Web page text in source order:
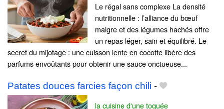
Le régal sans complexe La densité
nutritionnelle : l’alliance du bœuf
maigre et des légumes hachés offre
un repas léger, sain et équilibré. Le
secret du mijotage : une cuisson lente en cocotte libère des
parfums envoûtants pour obtenir une sauce onctueuse...
Patates douces farcies façon chili -
la cuisine d'une toquée